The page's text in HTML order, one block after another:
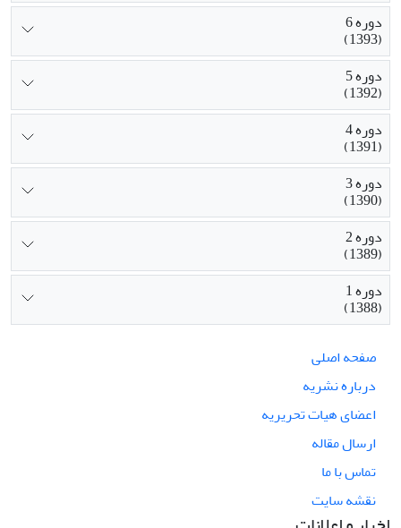
دوره 6
(1393)
دوره 5
(1392)
دوره 4
(1391)
دوره 3
(1390)
دوره 2
(1389)
دوره 1
(1388)
صفحه اصلی
درباره نشریه
اعضای هیات تحریریه
ارسال مقاله
تماس با ما
نقشه سایت